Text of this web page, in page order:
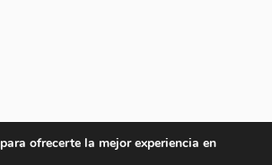
ofrecerte la mejor experiencia en